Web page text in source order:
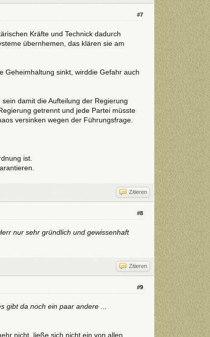
#7
Kräfte und Technick dadurch
übernhemen, das klären sie am
Geheimhaltung sinkt, wirddie Gefahr auch
damit die Aufteilung der Regierung
getrennt und jede Partei müsste
versinken wegen der Führungsfrage.
ist.
Zitieren
#8
nur sehr gründlich und gewissenhaft
Zitieren
#9
gibt da noch ein paar andere ...
nicht, ließe sich nicht ein von allen